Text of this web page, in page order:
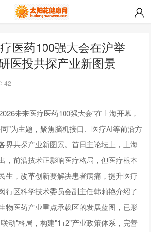
医药100强大会在沪举
医投共探产业新图景
42
未来医疗医药100强大会"在上海开幕，
"为主题，聚焦脑机接口、医疗AI等前沿方
界共探产业新图景。首日主论坛上，上海
，前沿技术正影响医疗格局，但医疗根本
生，改革创新要解决患者病痛，提升医疗
行区科学技术委员会副主任韩莉艳介绍了
物医药产业重点承载区的发展蓝图，已形
动"格局，构建"1+2"产业政策体系，完善